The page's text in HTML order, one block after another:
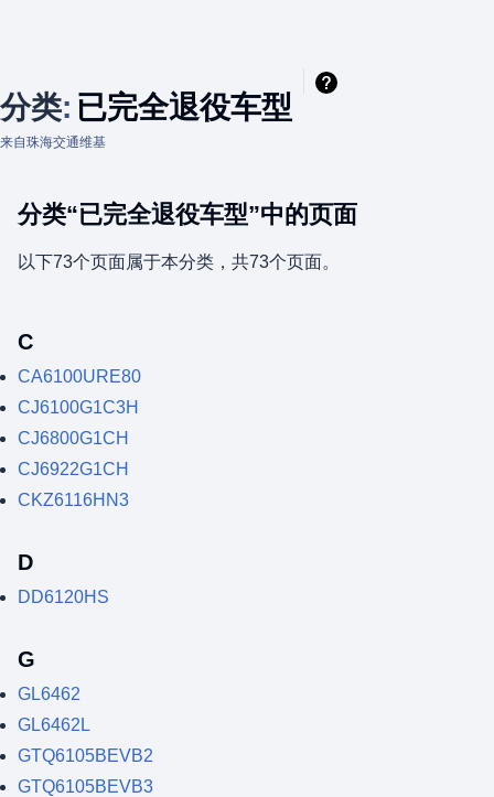
分类: 已完全退役车型
来自珠海交通维基
分类“已完全退役车型”中的页面
以下73个页面属于本分类，共73个页面。
C
CA6100URE80
CJ6100G1C3H
CJ6800G1CH
CJ6922G1CH
CKZ6116HN3
D
DD6120HS
G
GL6462
GL6462L
GTQ6105BEVB2
GTQ6105BEVB3